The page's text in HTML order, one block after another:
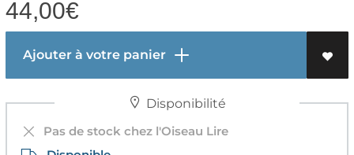
44,00€
Ajouter à votre panier
Disponibilité
Pas de stock chez l'Oiseau Lire